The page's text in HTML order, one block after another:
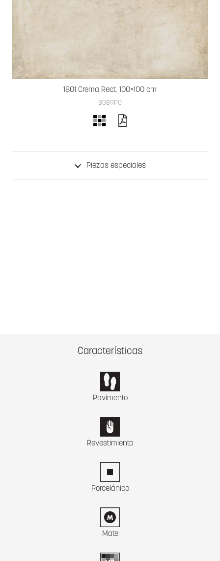
1801 Crema Rect. 100×100 cm
B089PO
Piezas especiales
Características
Pavimento
Revestimiento
Porcelánico
Mate